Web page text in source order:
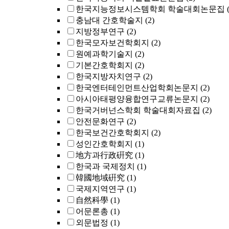
한국지능정보시스템학회 학술대회논문집
충남대 간호학술지 (2)
지방정부연구 (2)
한국모자보건학회지 (2)
원예과학기술지 (2)
기본간호학회지 (2)
한국지방자치연구 (2)
한국엔터테인먼트산업학회논문지 (2)
아시아태평양융합연구교류논문지 (2)
한국거버넌스학회 학술대회자료집 (2)
안전문화연구 (2)
한국보건간호학회지 (2)
성인간호학회지 (1)
地方과行政硏究 (1)
한국과 국제정치 (1)
韓國地域硏究 (1)
국제지역연구 (1)
自然科學 (1)
어문론총 (1)
외문법정 (1)